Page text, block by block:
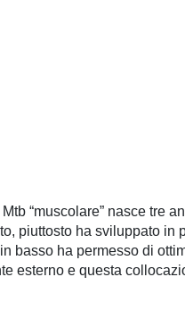
“muscolare” nasce tre
piuttosto ha sviluppato in
basso ha permesso di
esterno e questa